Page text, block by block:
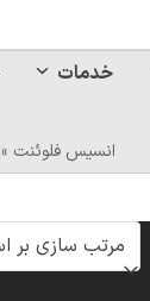
خدمات
انسیس فلوئنت »